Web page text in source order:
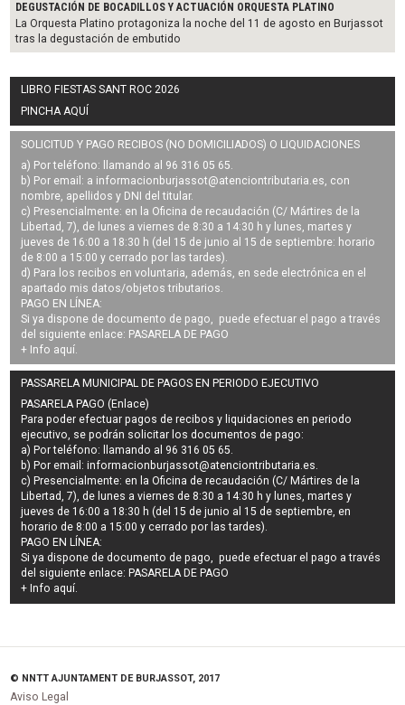
DEGUSTACIÓN DE BOCADILLOS Y ACTUACIÓN ORQUESTA PLATINO
La Orquesta Platino protagoniza la noche del 11 de agosto en Burjassot
tras la degustación de embutido
LIBRO FIESTAS SANT ROC 2026
PINCHA AQUÍ
SOLICITUD Y PAGO RECIBOS (NO DOMICILIADOS) O LIQUIDACIONES
a) Por teléfono: llamando al 96 316 05 65.
b) Por email: a informacionburjassot@atenciontributaria.es, con
nombre, apellidos y DNI del titular.
c) Presencialmente: en la Oficina de recaudación (C/ Mártires de la
Libertad, 7), de lunes a viernes de 8:30 a 14:30 h y lunes, martes y
jueves de 16:00 a 18:30 h (del 15 de junio al 15 de septiembre: horario
de 8:00 a 15:00 y cerrado por las tardes).
d) Para los recibos en voluntaria, además, en sede electrónica en el
apartado mis datos/objetos tributarios.
PAGO EN LÍNEA:
Si ya dispone de documento de pago, puede efectuar el pago a través
del siguiente enlace: PASARELA DE PAGO
+ Info aquí.
PASSARELA MUNICIPAL DE PAGOS EN PERIODO EJECUTIVO
PASARELA PAGO (Enlace)
Para poder efectuar pagos derecibos y liquidaciones en periodo
ejecutivo, se podrán solicitar los documentos de pago:
a) Por teléfono: llamando al 96 316 05 65.
b) Por email:informacionburjassot@atenciontributaria.es.
c) Presencialmente: en la Oficina de recaudación (C/ Mártires de la
Libertad, 7), de lunes a viernes de 8:30 a 14:30 h y lunes, martes y
jueves de 16:00 a 18:30 h (del 15 de junio al 15 de septiembre, en
horario de 8:00 a 15:00 y cerrado por las tardes).
PAGO EN LÍNEA:
Si ya dispone de documento de pago, puede efectuar el pago a través
del siguiente enlace: PASARELA DE PAGO
+ Info aquí.
© NNTT AJUNTAMENT DE BURJASSOT, 2017
Aviso Legal